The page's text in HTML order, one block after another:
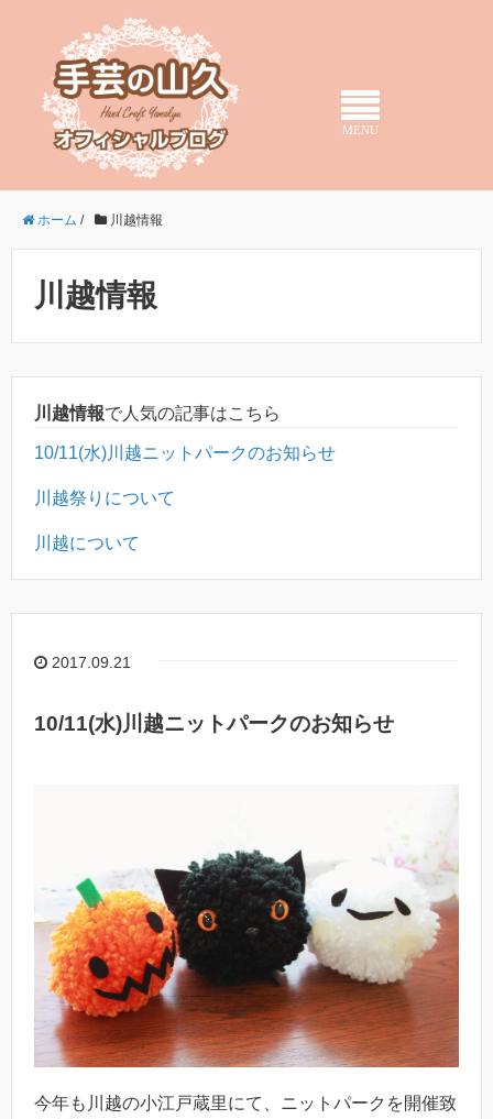
MENU
ホーム / 川越情報
川越情報
川越情報で人気の記事はこちら
10/11(水)川越ニットパークのお知らせ
川越祭りについて
川越について
2017.09.21
10/11(水)川越ニットパークのお知らせ
今年も川越の小江戸蔵里にて、ニットパークを開催致